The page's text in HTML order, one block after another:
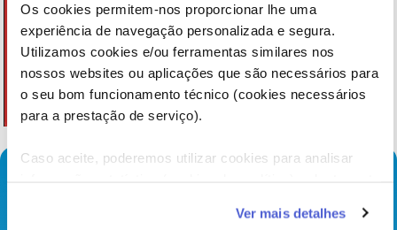
Os cookies permitem-nos proporcionar lhe uma
experiência de navegação personalizada e segura.
Utilizamos cookies e/ou ferramentas similares nos
nossos websites ou aplicações que são necessários para
o seu bom funcionamento técnico (cookies necessários
para a prestação de serviço).
Caso aceite, poderemos utilizar cookies para analisar
funcionalidades (cookies de personalização e
Ver mais detalhes